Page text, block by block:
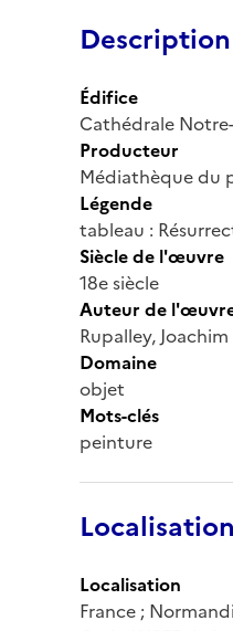
Description
Édifice
Cathédrale
Producteur
Médiathèque du
Légende
tableau :
Siècle de l'œuvre
18e siècle
Auteur de
Rupalley,
Domaine
objet
Mots-clés
peinture
Localisation
Localisation
France ;